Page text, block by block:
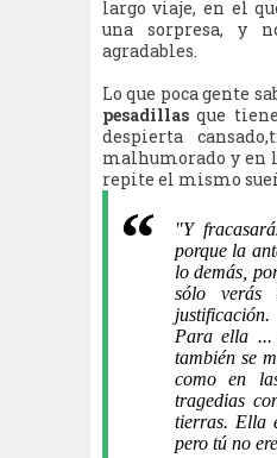
largo viaje, en el
una sorpresa, y
agradables.
Lo que poca gente
pesadillasque
despierta
malhumorado y en
repite el mismo
"Y
porque la
lo demás,
sólo verás
Para ella
también se
como en
tragedias
tierras. Ella
pero tú no